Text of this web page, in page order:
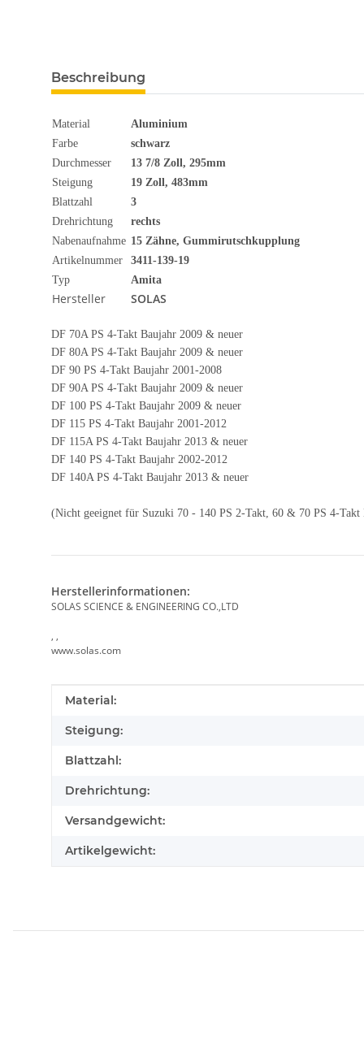
Beschreibung
Material
Aluminium
Farbe
schwarz
Durchmesser
13 7/8 Zoll, 295mm
Steigung
19 Zoll, 483mm
Blattzahl
3
Drehrichtung
rechts
Nabenaufnahme 15 Zähne, Gummirutschkupplung
Artikelnummer
3411-139-19
Typ
Amita
Hersteller SOLAS
DF 70A PS 4-Takt Baujahr 2009 & neuer
DF 80A PS 4-Takt Baujahr 2009 & neuer
DF 90 PS 4-Takt Baujahr 2001-2008
DF 90A PS 4-Takt Baujahr 2009 & neuer
DF 100 PS 4-Takt Baujahr 2009 & neuer
DF 115 PS 4-Takt Baujahr 2001-2012
DF 115A PS 4-Takt Baujahr 2013 & neuer
DF 140 PS 4-Takt Baujahr 2002-2012
DF 140A PS 4-Takt Baujahr 2013 & neuer
(Nicht geeignet für Suzuki 70 - 140 PS 2-Takt, 60 & 70 PS 4-
Herstellerinformationen:
SOLAS SCIENCE & ENGINEERING CO.,LTD
, ,
www.solas.com
Produkteigenschaft
Wert
Material:
Steigung:
Blattzahl:
Drehrichtung:
Versandgewicht:
Artikelgewicht: